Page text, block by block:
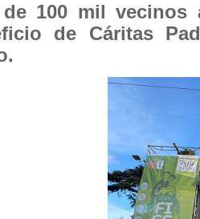
de 100 mil vecinos
de Cáritas